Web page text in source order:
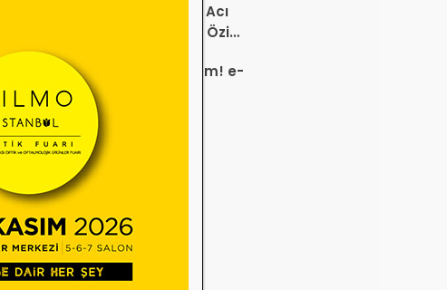
Meslektaşımız Yunus Öziç’in Acı
Günü! Kıymetli Annesi Zaika Öziç
Vefat Etti
Optik Sektöründe Yeni Dönem! e-
Faturalarda ÜTS Karekod
Zorunluluğu 1 Ekim 2026’da
Başlıyor